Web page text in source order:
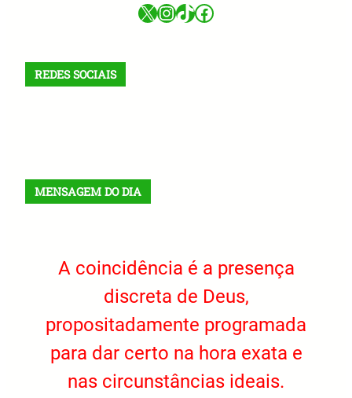
X InstagramTikTok Facebook
REDES SOCIAIS
MENSAGEM DO DIA
A coincidência é a presença
discreta de Deus,
propositadamente programada
para dar certo na hora exata e
nas circunstâncias ideais.